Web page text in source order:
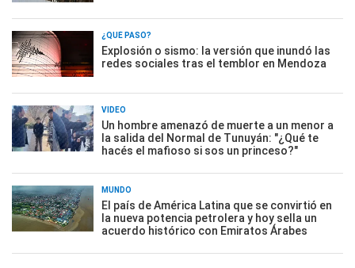
¿QUÉ PASÓ?
Explosión o sismo: la versión que inundó las
redes sociales tras el temblor en Mendoza
VIDEO
Un hombre amenazó de muerte a un menor a
la salida del Normal de Tunuyán: "¿Qué te
hacés el mafioso si sos un princeso?"
MUNDO
El país de América Latina que se convirtió en
la nueva potencia petrolera y hoy sella un
acuerdo histórico con Emiratos Árabes